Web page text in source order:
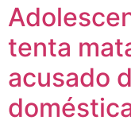
tenta
acusado